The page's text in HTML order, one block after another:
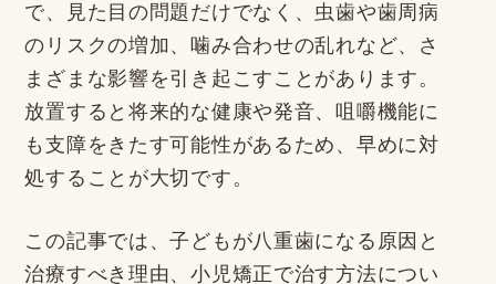
で、見た目の問題だけでなく、虫歯や歯周病
のリスクの増加、噛み合わせの乱れなど、さ
まざまな影響を引き起こすことがあります。
放置すると将来的な健康や発音、咀嚼機能に
も支障をきたす可能性があるため、早めに対
処することが大切です。
この記事では、子どもが八重歯になる原因と
治療すべき理由、小児矯正で治す方法につい